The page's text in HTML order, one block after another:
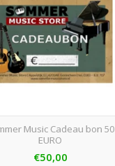
Music Cadeau bon 50
EURO
€50,00